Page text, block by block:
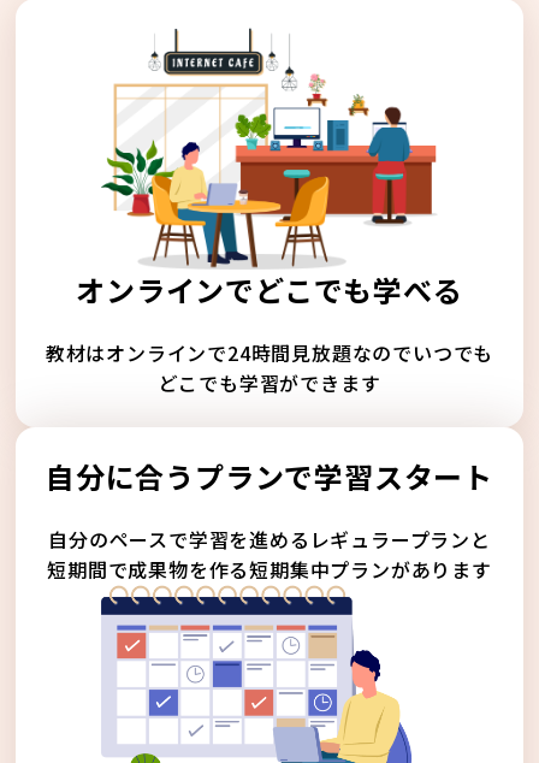
オンラインでどこでも学べる
教材はオンラインで24時間見放題なのでいつでも
どこでも学習ができます
自分に合うプランで学習スタート
自分のペースで学習を進めるレギュラープランと
短期間で成果物を作る短期集中プランがあります